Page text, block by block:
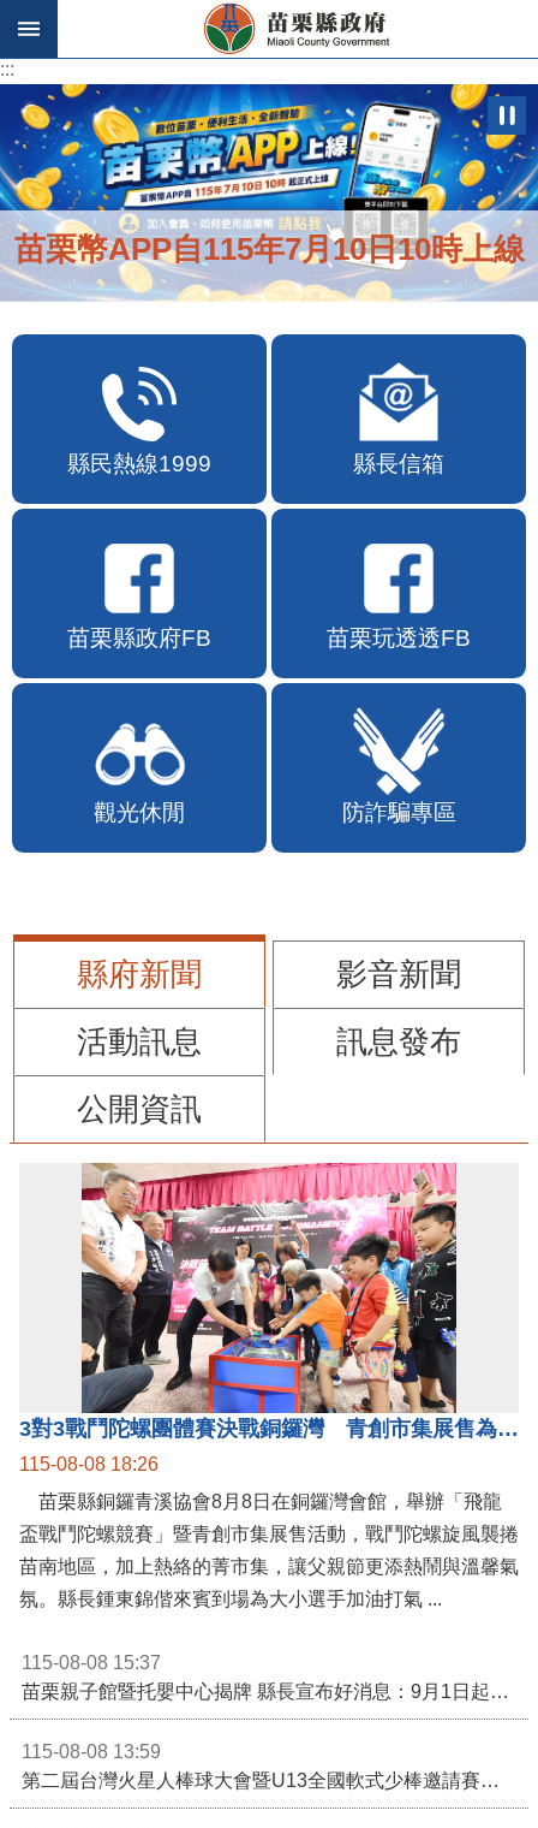
跳到主要內容區塊
:::
苗栗幣APP自115年7月10日10時上線
縣民熱線1999 縣長信箱
苗栗縣政府FB 苗栗玩透透FB
觀光休閒 防詐騙專區
縣府新聞
影音新聞
活動訊息
訊息發布
公開資訊
3對3戰鬥陀螺團體賽決戰銅鑼灣 青創市集展售為父親節增添繽紛
115-08-08 18:26
苗栗縣銅鑼青溪協會8月8日在銅鑼灣會館，舉辦「飛龍
盃戰鬥陀螺競賽」暨青創市集展售活動，戰鬥陀螺旋風襲捲
苗南地區，加上熱絡的菁市集，讓父親節更添熱鬧與溫馨氣
氛。縣長鍾東錦偕來賓到場為大小選手加油打氣 ...
115-08-08 15:37
苗栗親子館暨托嬰中心揭牌 縣長宣布好消息：9月1日起調降臨時托嬰費用
115-08-08 13:59
第二屆台灣火星人棒球大會暨U13全國軟式少棒邀請賽在苗栗舉辦